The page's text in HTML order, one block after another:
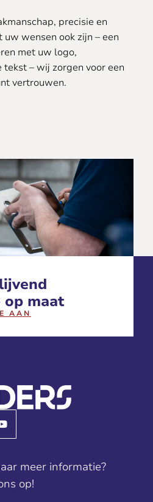
precisie en
wensen ook zijn – een
met uw logo,
– wij zorgen voor een
vertrouwen.
maat
AAN
meer informatie?
op!